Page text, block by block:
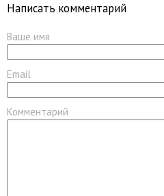
Написать комментарий
Ваше имя
Email
Комментарий